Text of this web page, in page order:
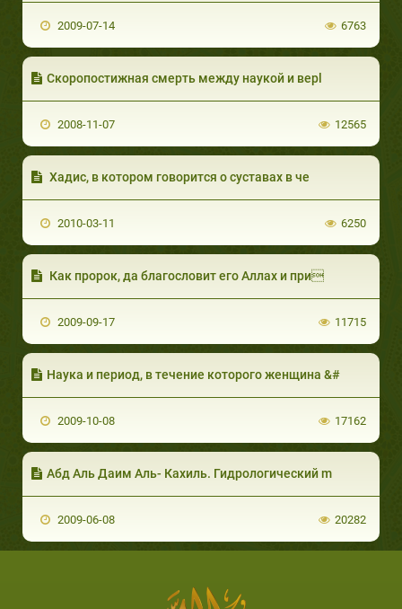
2009-07-14 6763
Скоропостижная смерть между наукой и верl
2008-11-07 12565
Хадис, в котором говорится о суставах в че
2010-03-11 6250
Как пророк, да благословит его Аллах и при
2009-09-17 11715
Наука и период, в течение которого женщина &#
2009-10-08 17162
Абд Аль Даим Аль- Кахиль. Гидрологический m
2009-06-08 20282